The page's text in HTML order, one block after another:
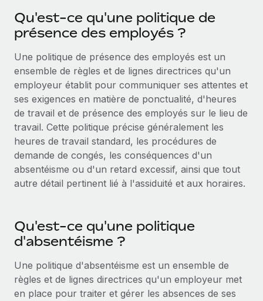
Gestion des freelances
Intégrez et gérez vos freelances partout dans le monde
PEO
Sous-traitez les opérations complexes liées à l’emploi
INFRASTRUCTURE
Intégration Remote
Intégrez vos RH aux flux de travail en toute simplicité
Plateforme
Des fonctions RH clés intégrées pour votre équipe
notre MCP
Rationalisez vos processus avec des outils essentiels
Examinez notre service par rapport aux autres
CROISSANCE
Start-ups
Des solutions agiles et internationales pour les RH et la
paie des entreprises en pleine croissance
Entreprises intermédiaires
Développez vos équipes avec des solutions RH sur
mesure
Entreprise
TRAVAILLONS ENSEMBLE
Intégrez les RH à l’international de manière flexible
Devenir partenaire
pays
Calculateur de paiement des freelances
Découvrez les devises disponibles et les vitesses de
paiement pour vos freelances internationaux
APPRENDRE AVEC REMOTE
Recherche et guides
Études de cas
Glossaire RH
Webinaires
Événements
Salle de presse
Nederlands
Français
Deutsch
Español
Italiano
Português (Portugal)
한국어
中文（简体）
Connexion
Qu'est-ce qu'une politique de
présence des employés ?
Une politique de présence des employés est un
ensemble de règles et de lignes directrices qu'un
employeur établit pour communiquer ses attentes et
ses exigences en matière de ponctualité, d'heures
de travail et de présence des employés sur le lieu de
travail. Cette politique précise généralement les
heures de travail standard, les procédures de
demande de congés, les conséquences d'un
absentéisme ou d'un retard excessif, ainsi que tout
autre détail pertinent lié à l'assiduité et aux horaires.
Qu'est-ce qu'une politique
d'absentéisme ?
Une politique d'absentéisme est un ensemble de
règles et de lignes directrices qu'un employeur met
en place pour traiter et gérer les absences de ses